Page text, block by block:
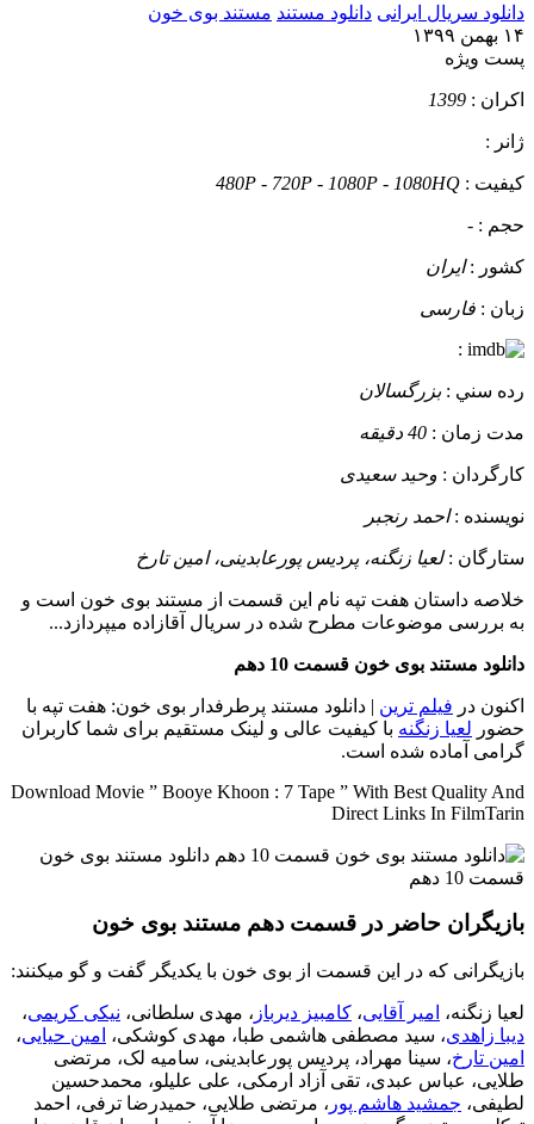
دانلود سریال ایرانی دانلود مستند مستند بوی خون
۱۴ بهمن ۱۳۹۹
پست ويژه
اکران : 1399
ژانر :
کيفيت : 480P - 720P - 1080P - 1080HQ
حجم : -
کشور :ایران
زبان : فارسی
:
رده سني :بزرگسالان
مدت زمان : 40 دقیقه
کارگردان : وحید سعیدی
نويسنده :احمد رنجبر
ستارگان :لعیا زنگنه، پردیس پورعابدینی، امین تارخ
خلاصه داستان هفت تپه نام این قسمت از مستند بوی خون است و
به بررسی موضوعات مطرح شده در سریال آقازاده میپردازد...
دانلود مستند بوی خون قسمت 10 دهم
اکنون در فیلم ترین | دانلود مستند پرطرفدار بوی خون: هفت تپه با
حضور لعیا زنگنه با کیفیت عالی و لینک مستقیم برای شما کاربران
گرامی آماده شده است.
Download Movie ” Booye Khoon : 7 Tape ” With Best Quality And
Direct Links In FilmTarin
بازیگران حاضر در قسمت دهم مستند بوی خون
بازیگرانی که در این قسمت از بوی خون با یکدیگر گفت و گو میکنند:
لعیا زنگنه، امیر آقایی، کامبیز دیرباز ، مهدی سلطانی، نیکی کریمی،
دیبا زاهدی، سید مصطفی هاشمی طبا، مهدی کوشکی، امین حیایی،
امین تارخ، سینا مهراد، پردیس پورعابدینی، سامیه لک، مرتضی
طلایی، عباس عبدی، تقی آزاد ارمکی، علی علیلو، محمدحسین
لطیفی، جمشید هاشم پور ، مرتضی طلایی، حمیدرضا ترفی، احمد